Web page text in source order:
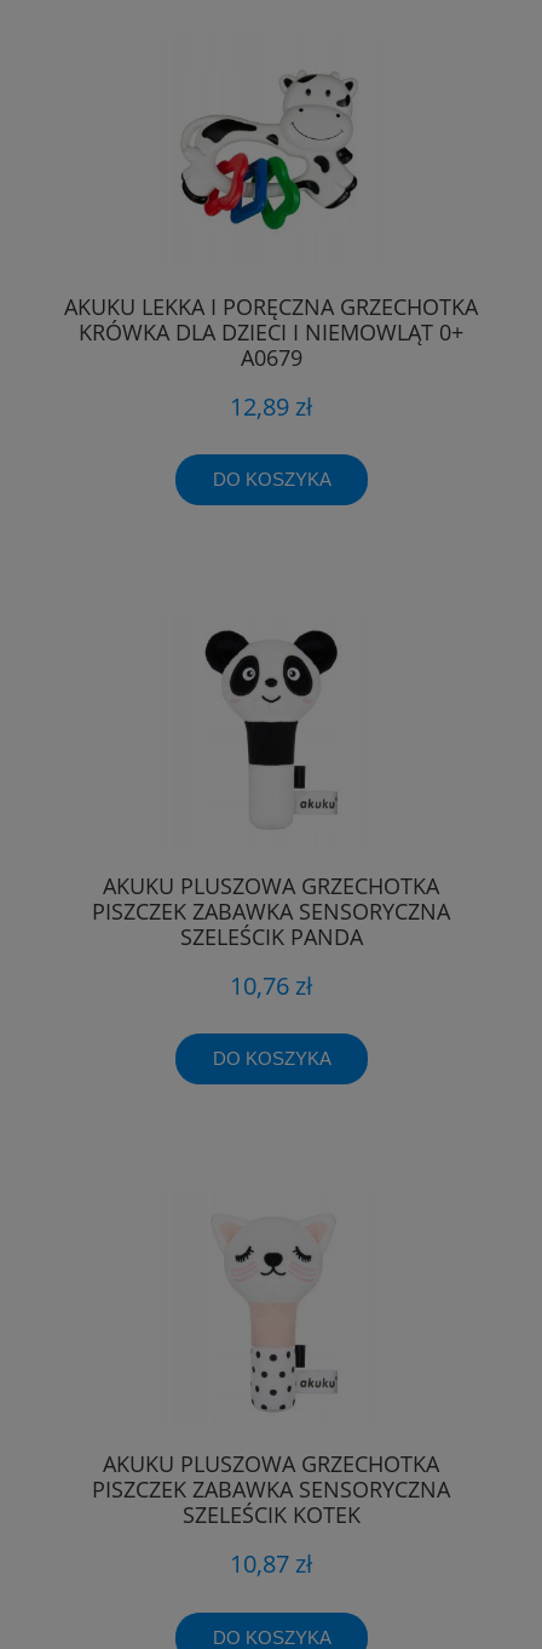
AKUKU LEKKA I PORĘCZNA GRZECHOTKA
KRÓWKA DLA DZIECI I NIEMOWLĄT 0+
A0679
12,89 zł
DO KOSZYKA
AKUKU PLUSZOWA GRZECHOTKA
PISZCZEK ZABAWKA SENSORYCZNA
SZELEŚCIK PANDA
10,76 zł
DO KOSZYKA
AKUKU PLUSZOWA GRZECHOTKA
PISZCZEK ZABAWKA SENSORYCZNA
SZELEŚCIK KOTEK
10,87 zł
DO KOSZYKA